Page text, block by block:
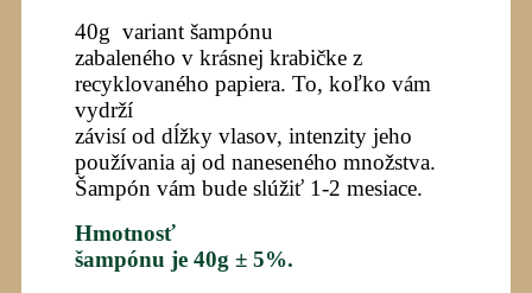
40g variant šampónu
zabaleného v krásnej krabičke z
recyklovaného papiera. To, koľko vám
vydrží
závisí od dĺžky vlasov, intenzity jeho
používania aj od naneseného množstva.
Šampón vám bude slúžiť 1-2 mesiace.
Hmotnosť
šampónu je 40g ± 5%.